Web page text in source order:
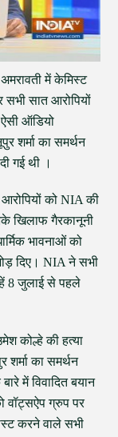
में केमिस्ट
सभी सात आरोपियों
ऑडियो
शर्मा का समर्थन
गई थी ।
को NIA की
खिलाफ गैरकानूनी
भावनाओं को
दिए। NIA ने सभी
8 जुलाई से पहले
कोल्हे की हत्या
शर्मा का समर्थन
में विवादित बयान
वॉट्सऐप ग्रुप पर
करने वाले सभी